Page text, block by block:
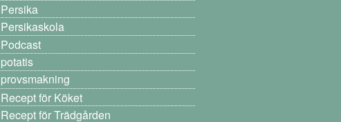
Persika
Persikaskola
Podcast
potatis
provsmakning
Recept för Köket
Recept för Trädgården